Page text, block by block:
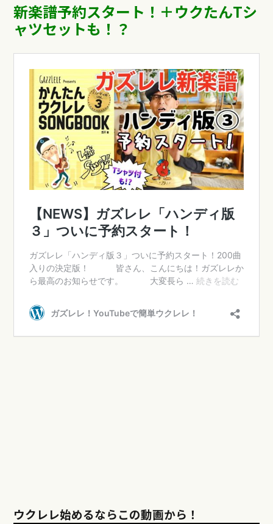
新楽譜予約スタート！＋ウクたんTシ
ャツセットも！？
ウクレレ始めるならこの動画から！